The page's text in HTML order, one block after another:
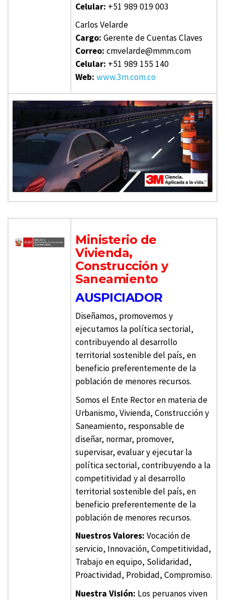
Celular: +51 989 019 003
Carlos Velarde
Cargo: Gerente de Cuentas Claves
Correo: cmvelarde@mmm.com
Celular: +51 989 155 140
Web: www.3m.com.co
Ministerio de
Vivienda,
Construcción y
Saneamiento
AUSPICIADOR
Diseñamos, promovemos y
ejecutamos la política sectorial,
contribuyendo al desarrollo
territorial sostenible del país, en
beneficio preferentemente de la
población de menores recursos.
Somos el Ente Rector en materia de
Urbanismo, Vivienda, Construcción y
Saneamiento, responsable de
diseñar, normar, promover,
supervisar, evaluar y ejecutar la
política sectorial, contribuyendo a la
competitividad y al desarrollo
territorial sostenible del país, en
beneficio preferentemente de la
población de menores recursos.
Nuestros Valores: Vocación de
servicio, Innovación, Competitividad,
Trabajo en equipo, Solidaridad,
Proactividad, Probidad, Compromiso.
Nuestra Visión: Los peruanos viven